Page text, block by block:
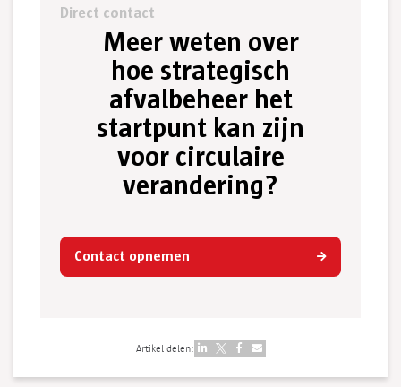
Direct contact
Meer weten over
hoe strategisch
afvalbeheer het
startpunt kan zijn
voor circulaire
verandering?
Contact opnemen
Artikel delen: